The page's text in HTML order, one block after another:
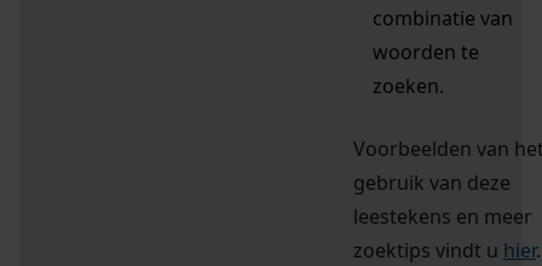
combinatie van
woorden te
zoeken.
Voorbeelden van
gebruik van deze
leestekens en meer
zoektips vindt u hier.